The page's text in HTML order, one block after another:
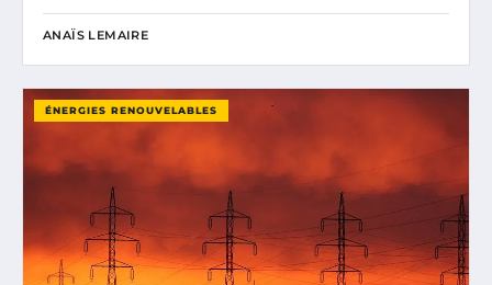
ANAÏS LEMAIRE
ÉNERGIES RENOUVELABLES